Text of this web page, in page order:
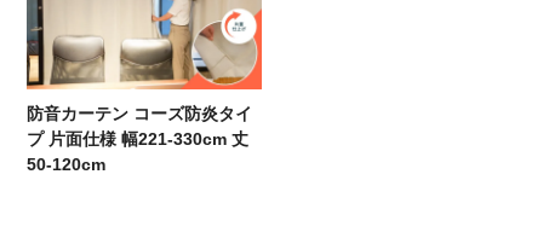
防音カーテン コーズ防炎タイ
プ 片面仕様 幅221-330cm 丈
50-120cm